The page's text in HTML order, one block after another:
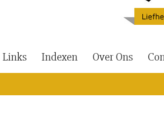
Links Indexen Over Ons